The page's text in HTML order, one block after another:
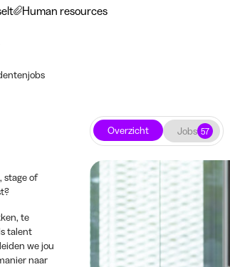
Human resources
stage of
te
talent
we jou
naar
Overzicht Jobs 57